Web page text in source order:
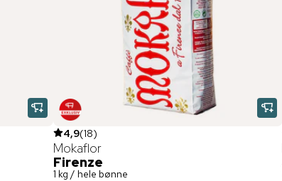
4,9(18)
Mokaflor
Firenze
1 kg / hele bønne